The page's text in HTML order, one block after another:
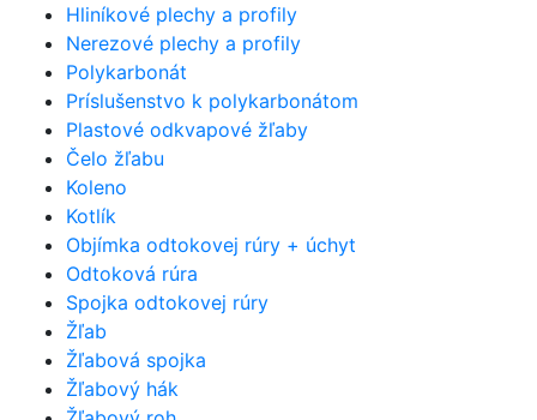
Hliníkové plechy a profily
Nerezové plechy a profily
Polykarbonát
Príslušenstvo k polykarbonátom
Plastové odkvapové žľaby
Čelo žľabu
Koleno
Kotlík
Objímka odtokovej rúry + úchyt
Odtoková rúra
Spojka odtokovej rúry
Žľab
Žľabová spojka
Žľabový hák